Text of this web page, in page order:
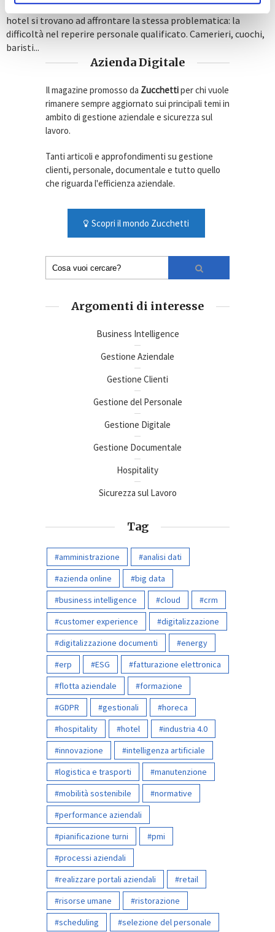
Ogni anno, con l’inizio della stagione turistica, ristoranti e
hotel si trovano ad affrontare la stessa problematica: la
difficoltà nel reperire personale qualificato. Camerieri, cuochi,
baristi...
Azienda Digitale
Il magazine promosso da Zucchettiper chi vuole
rimanere sempre aggiornato sui principali temi in
ambito di gestione aziendale e sicurezza sul
lavoro.
Tanti articoli e approfondimenti su gestione
clienti, personale, documentale e tutto quello
che riguarda l'efficienza aziendale.
Scopri il mondo Zucchetti
Argomenti di interesse
Business Intelligence
Gestione Aziendale
Gestione Clienti
Gestione del Personale
Gestione Digitale
Gestione Documentale
Hospitality
Sicurezza sul Lavoro
Tag
amministrazione
analisi dati
azienda online
big data
business intelligence
cloud
crm
customer experience
digitalizzazione
digitalizzazione documenti
energy
erp
ESG
fatturazione elettronica
flotta aziendale
formazione
GDPR
gestionali
horeca
hospitality
hotel
industria 4.0
innovazione
intelligenza artificiale
logistica e trasporti
manutenzione
mobilità sostenibile
normative
performance aziendali
pianificazione turni
pmi
processi aziendali
realizzare portali aziendali
retail
risorse umane
ristorazione
scheduling
selezione del personale